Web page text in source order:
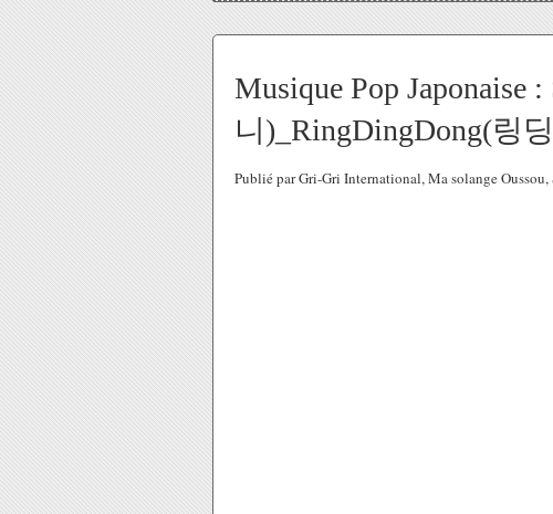
Musique Pop Japonaise :
니)_RingDingDong(링
Publié par Gri-Gri International, Ma solange